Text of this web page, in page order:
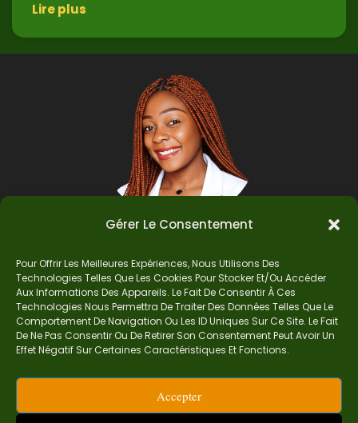
Gérer Le Consentement
Pour Offrir Les Meilleures Expériences, Nous Utilisons Des
Technologies Telles Que Les Cookies Pour Stocker Et/ou Accéder
Aux Informations Des Appareils. Le Fait De Consentir À Ces
Technologies Nous Permettra De Traiter Des Données Telles Que Le
Comportement De Navigation Ou Les ID Uniques Sur Ce Site. Le Fait
De Ne Pas Consentir Ou De Retirer Son Consentement Peut Avoir Un
Effet Négatif Sur Certaines Caractéristiques Et Fonctions.
Accepter
Lire plus
Auteur
Je suis Madame Mba, une enseignante certifiée
de mathématiques. Sur Ndolomath, je partage
aimer et réussir en maths pas à pas.